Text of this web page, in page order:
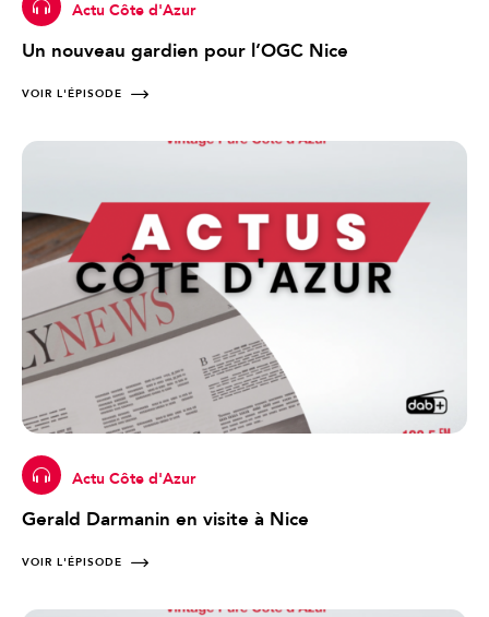
Actu Côte d'Azur
Un nouveau gardien pour l’OGC Nice
VOIR L'ÉPISODE
Actu Côte d'Azur
Gerald Darmanin en visite à Nice
VOIR L'ÉPISODE